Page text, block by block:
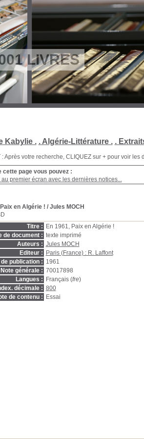
LIVRES
Kabylie . . Algérie-Littérature . .
: Après votre recherche, CLIQUEZ sur + pour voir les
cette page vous pouvez :
au premier écran avec les dernières notices...
en Algérie ! / Jules MOCH
Titre :
En 1961, Paix en Algérie !
de document : texte imprimé
Auteurs : Jules MOCH
Editeur :
Paris (France) : R. Laffont
publication : 1961
Note générale : 70017898
Langues :
Français (fre)
décimale : 800
de contenu :
Essai